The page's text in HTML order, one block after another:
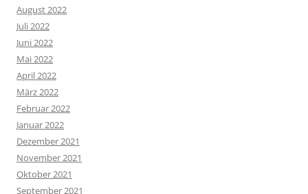
August 2022
Juli 2022
Juni 2022
Mai 2022
April 2022
März 2022
Februar 2022
Januar 2022
Dezember 2021
November 2021
Oktober 2021
September 2021